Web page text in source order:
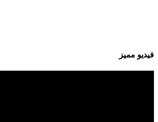
فيديو مميز